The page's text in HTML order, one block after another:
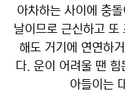
아차하는 사이에 충
날이므로 근신하고
해도 거기에 연연하
다. 운이 어려울 땐
아들이는